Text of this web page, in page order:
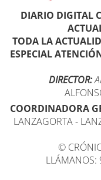
DIARIO DIGITAL
TODA LA
ESPECIAL
DIRECTOR:
COORDINADORA
LANZAGORTA -
©